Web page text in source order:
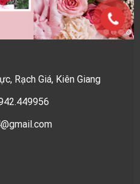
Rạch Giá, Kiên Giang